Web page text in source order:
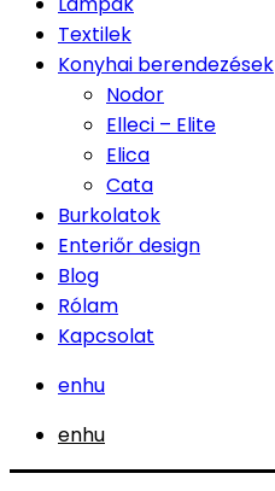
Textilek
Konyhai berendezések
Nodor
Elleci – Elite
Elica
Cata
Burkolatok
Enteriőr design
Blog
Rólam
Kapcsolat
enhu
enhu